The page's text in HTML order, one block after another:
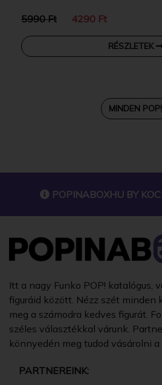
5990 Ft 4290 Ft
RÉSZLETEK
MINDEN POP!
POPINABOXHU BY
Itt a nagy Funko POP! katalógus,
figuráid között. Nézz szét minden
meg a számodra kedves figurát.
széles választékkal várunk.
könnyedén meg tudod vásárolni a
PARTNEREINK: